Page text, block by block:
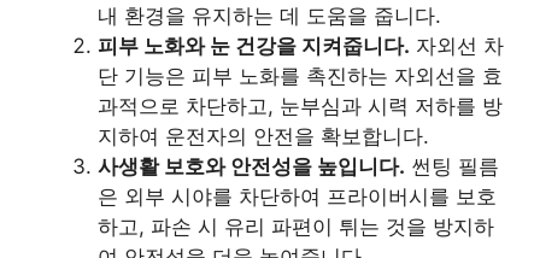
내 환경을 유지하는 데 도움을 줍니다.
피부 노화와 눈 건강을 지켜줍니다. 자외선 차
단 기능은 피부 노화를 촉진하는 자외선을 효
과적으로 차단하고, 눈부심과 시력 저하를 방
지하여 운전자의 안전을 확보합니다.
사생활 보호와 안전성을 높입니다. 썬팅 필름
은 외부 시야를 차단하여 프라이버시를 보호
하고, 파손 시 유리 파편이 튀는 것을 방지하